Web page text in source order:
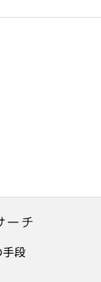
段